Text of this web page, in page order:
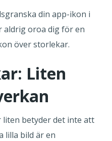
din app-ikon i
aldrig oroa dig för en
över storlekar.
Liten
betyder det inte att
lilla bild är en